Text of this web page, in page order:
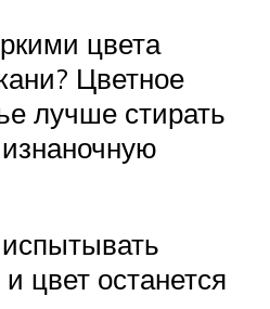
цвета
Цветное
лучше стирать
цвет останется